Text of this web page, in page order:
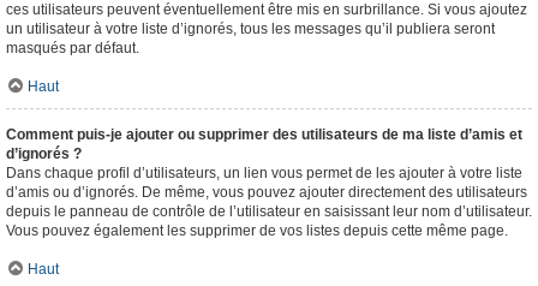
ces utilisateurs peuvent éventuellement être mis en surbrillance. Si vous ajoutez
un utilisateur à votre liste d’ignorés, tous les messages qu’il publiera seront
masqués par défaut.
Haut
Comment puis-je ajouter ou supprimer des utilisateurs de ma liste d’amis et
d’ignorés ?
Dans chaque profil d’utilisateurs, un lien vous permet de les ajouter à votre liste
d’amis ou d’ignorés. De même, vous pouvez ajouter directement des utilisateurs
depuis le panneau de contrôle de l’utilisateur en saisissant leur nom d’utilisateur.
Vous pouvez également les supprimer de vos listes depuis cette même page.
Haut